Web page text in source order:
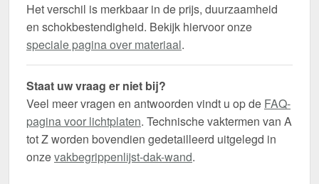
Het verschil is merkbaar in de prijs, duurzaamheid
en schokbestendigheid. Bekijk hiervoor onze
speciale pagina over materiaal.
Staat uw vraag er niet bij?
Veel meer vragen en antwoorden vindt u op de FAQ-
pagina voor lichtplaten. Technische vaktermen van A
tot Z worden bovendien gedetailleerd uitgelegd in
onzevakbegrippenlijst-dak-wand.